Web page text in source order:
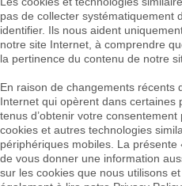
pas de collecter systématiquement
identifier. Ils nous aident
notre site Internet, à comprendre
la pertinence du contenu de notre
En raison de changements récents
Internet qui opèrent dans certaines
tenus d’obtenir votre
cookies et autres technologies
périphériques mobiles. La
de vous donner une information
sur les cookies que nous utilisons